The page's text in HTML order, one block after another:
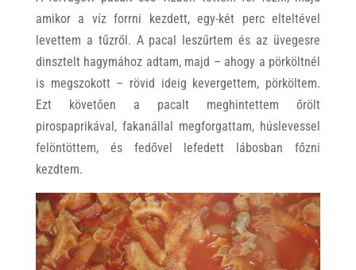
amikor a víz forrni kezdett, egy-két perc elteltével
levettem a tűzről. A pacal leszűrtem és az üvegesre
dinsztelt hagymához adtam, majd – ahogy a pörköltnél
is megszokott – rövid ideig kevergettem, pörköltem.
Ezt követően a pacalt meghintettem őrölt
pirospaprikával, fakanállal megforgattam, húslevessel
felöntöttem, és fedővel lefedett lábosban főzni
kezdtem.